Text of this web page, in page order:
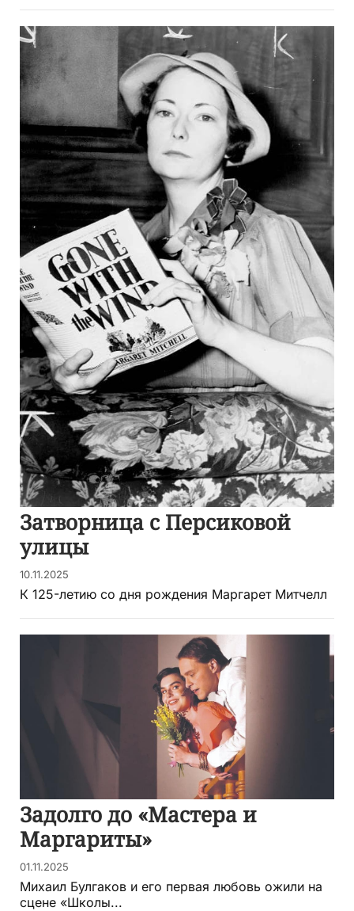
Затворница с Персиковой
улицы
10.11.2025
К 125-летию со дня рождения Маргарет Митчелл
Задолго до «Мастера и
Маргариты»
01.11.2025
Михаил Булгаков и его первая любовь ожили на
сцене «Школы...